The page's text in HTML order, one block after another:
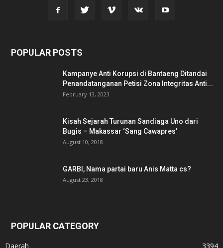
POPULAR POSTS
Kampanye Anti Korupsi di Bantaeng Ditandai
Penandatanganan Petisi Zona Integritas Anti...
February 13, 2023
Kisah Sejarah Turunan Sandiaga Uno dari
Bugis – Makassar ‘Sang Cawapres’
August 10, 2018
GARBI, Nama partai baru Anis Matta cs?
August 23, 2018
POPULAR CATEGORY
Daerah 3394